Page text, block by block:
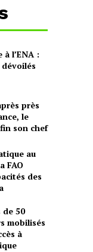
à l’ENA :
près
le
son chef
au
FAO
des
de 50
mobilisés
à